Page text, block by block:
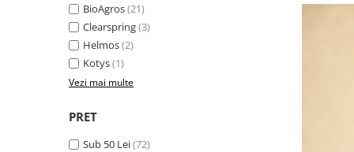
BioAgros(21)
Clearspring(3)
Helmos(2)
Kotys(1)
Vezi mai multe
PRET
Sub 50 Lei(72)